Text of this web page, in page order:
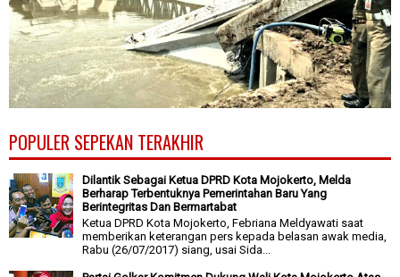
POPULER SEPEKAN TERAKHIR
Dilantik Sebagai Ketua DPRD Kota Mojokerto, Melda
Berharap Terbentuknya Pemerintahan Baru Yang
Berintegritas Dan Bermartabat
Ketua DPRD Kota Mojokerto, Febriana Meldyawati saat
memberikan keterangan pers kepada belasan awak media,
Rabu (26/07/2017) siang, usai Sida...